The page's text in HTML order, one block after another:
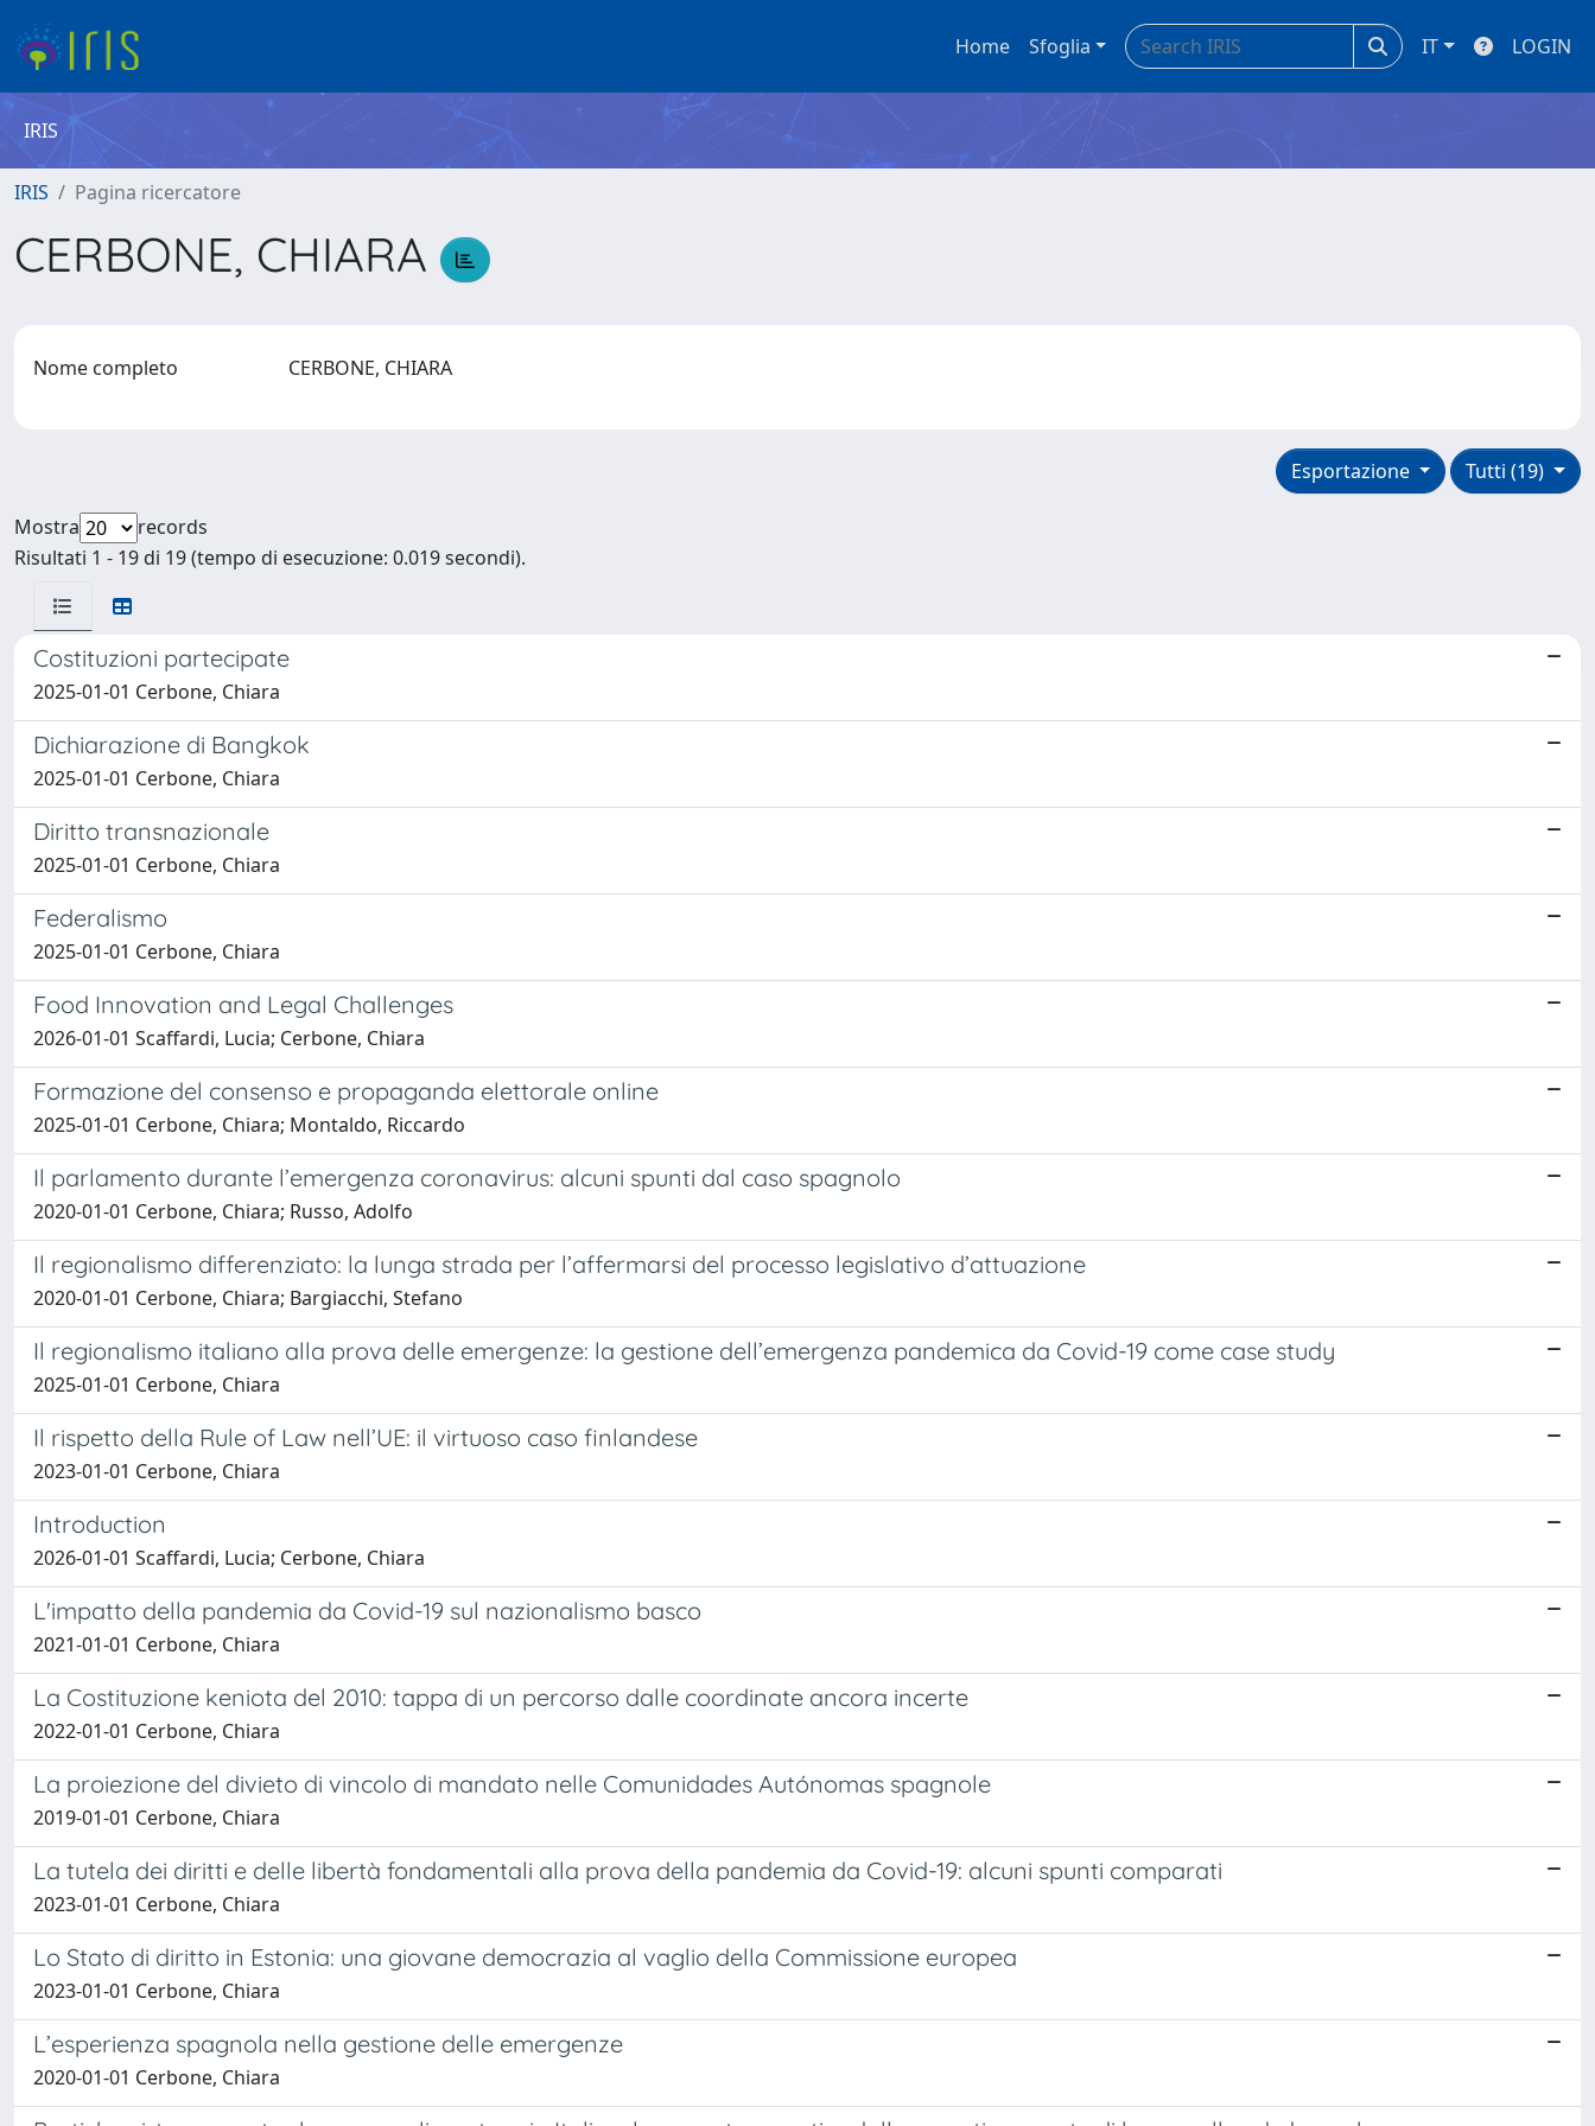
Home Sfoglia IT LOGIN
IRIS
IRIS Pagina ricercatore
CERBONE, CHIARA
Nome completo CERBONE, CHIARA
Tutti (19)
Esportazione
Mostra
records
Risultati 1 - 19 di 19 (tempo di esecuzione: 0.019 secondi).
Costituzioni partecipate
2025-01-01 Cerbone, Chiara
Dichiarazione di Bangkok
2025-01-01 Cerbone, Chiara
Diritto transnazionale
2025-01-01 Cerbone, Chiara
Federalismo
2025-01-01 Cerbone, Chiara
Food Innovation and Legal Challenges
2026-01-01 Scaffardi, Lucia; Cerbone, Chiara
Formazione del consenso e propaganda elettorale online
2025-01-01 Cerbone, Chiara; Montaldo, Riccardo
Il parlamento durante l’emergenza coronavirus: alcuni spunti dal caso spagnolo
2020-01-01 Cerbone, Chiara; Russo, Adolfo
Il regionalismo differenziato: la lunga strada per l’affermarsi del processo legislativo d’attuazione
2020-01-01 Cerbone, Chiara; Bargiacchi, Stefano
Il regionalismo italiano alla prova delle emergenze: la gestione dell’emergenza pandemica da Covid-19 come case study
2025-01-01 Cerbone, Chiara
Il rispetto della Rule of Law nell’UE: il virtuoso caso finlandese
2023-01-01 Cerbone, Chiara
Introduction
2026-01-01 Scaffardi, Lucia; Cerbone, Chiara
L'impatto della pandemia da Covid-19 sul nazionalismo basco
2021-01-01 Cerbone, Chiara
La Costituzione keniota del 2010: tappa di un percorso dalle coordinate ancora incerte
2022-01-01 Cerbone, Chiara
La proiezione del divieto di vincolo di mandato nelle Comunidades Autónomas spagnole
2019-01-01 Cerbone, Chiara
La tutela dei diritti e delle libertà fondamentali alla prova della pandemia da Covid-19: alcuni spunti comparati
2023-01-01 Cerbone, Chiara
Lo Stato di diritto in Estonia: una giovane democrazia al vaglio della Commissione europea
2023-01-01 Cerbone, Chiara
L’esperienza spagnola nella gestione delle emergenze
2020-01-01 Cerbone, Chiara